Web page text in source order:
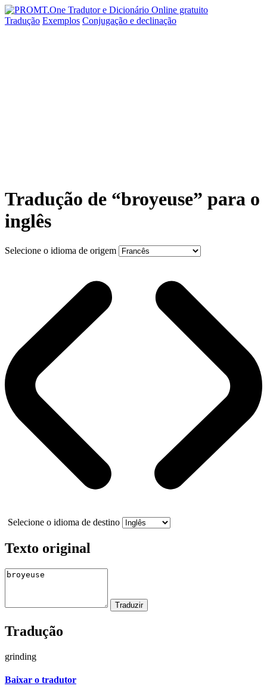
Tradução Exemplos Conjugação e declinação
Tradução de “broyeuse” para o
inglês
Selecione o idioma de origem
Selecione o idioma de destino
Texto original
Tradução
grinding
Baixar o tradutor